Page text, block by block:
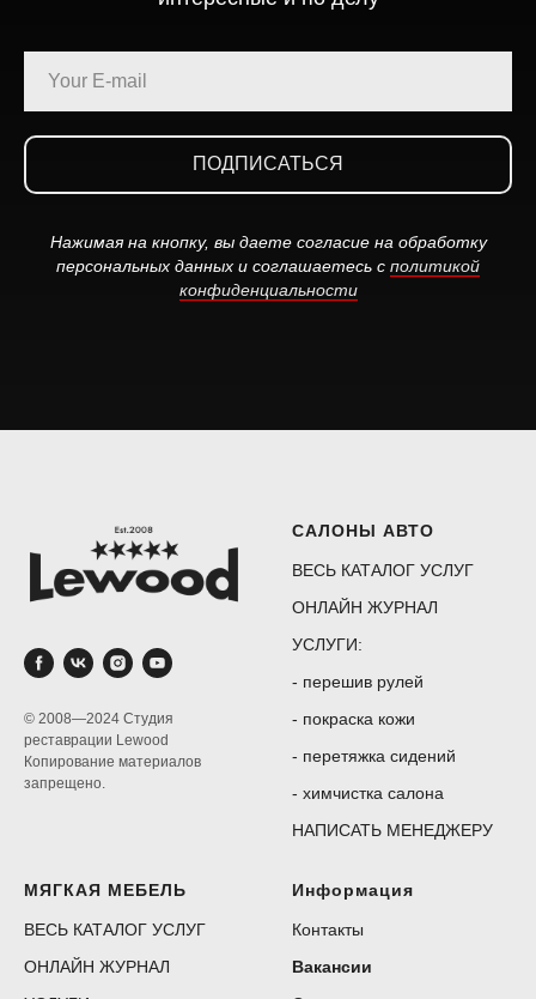
ПОДПИСАТЬСЯ
Нажимая на кнопку, вы даете согласие на обработку
персональных данных и соглашаетесь c политикой
конфиденциальности
© 2008—2024 Студия
реставрации Lewood
Копирование материалов
запрещено.
САЛОНЫ АВТО
ВЕСЬ КАТАЛОГ УСЛУГ
ОНЛАЙН ЖУРНАЛ
УСЛУГИ:
- перешив рулей
- покраска кожи
- перетяжка сидений
- химчистка салона
НАПИСАТЬ МЕНЕДЖЕРУ
МЯГКАЯ МЕБЕЛЬ
ВЕСЬ КАТАЛОГ УСЛУГ
ОНЛАЙН ЖУРНАЛ
Информация
Контакты
Вакансии